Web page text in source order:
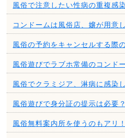
風俗で注意したい性病の重複感
コンドームは風俗店、嬢が用意
風俗の予約をキャンセルする際
風俗遊びでラブホ常備のコンド
風俗でクラミジア、淋病に感染
風俗遊びで身分証の提示は必要？
風俗無料案内所を使うのもアリ！